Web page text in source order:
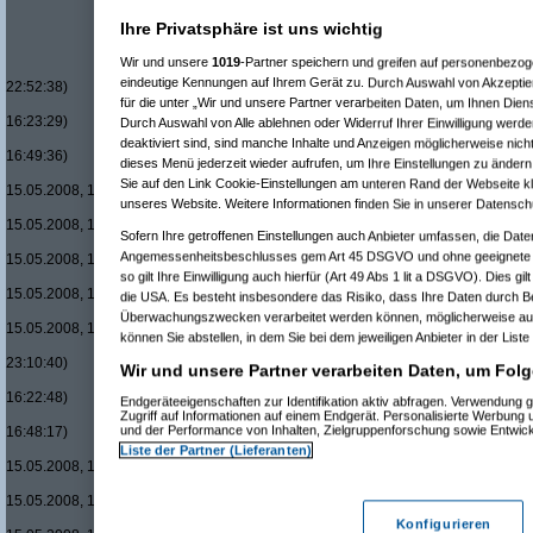
Re(13): Men in Black um £12.33
Re(15): Men in Black um £12.33
22:52:38)
Re(16): Men in Black um
16:23:29)
Re(17): Men in Black um
16:49:36)
Re(18): Men in Black
15.05.2008, 17:37:54)
Re(19): Men in Black
15.05.2008, 17:44:08)
Re(20): Men in
15.05.2008, 17:46:45)
Re(21): Men in
15.05.2008, 17:50:09)
Re(22): Men
15.05.2008, 18:08:08)
Re(15): Men in Black um £12.33
23:10:40)
Re(16): Men in Black um
16:22:48)
Re(17): Men in Black um
16:48:17)
15.05.2008, 17:37:21)
15.05.2008, 17:43:00)
Re(20): Men in
Ihre Privatsphäre ist uns wichtig
Wir und unsere 1019-Partner speichern und greifen auf
eindeutige Kennungen auf Ihrem Gerät zu. Durch Auswahl von
für die unter „Wir und unsere Partner verarbeiten Daten, um Ihnen
Durch Auswahl von Alle ablehnen oder Widerruf Ihrer Einwilligung
deaktiviert sind, sind manche Inhalte und Anzeigen möglicherweise
dieses Menü jederzeit wieder aufrufen, um Ihre Einstellungen zu
Sie auf den Link Cookie-Einstellungen am unteren Rand der Webseite
unseres Website. Weitere Informationen finden Sie in unserer
Sofern Ihre getroffenen Einstellungen auch Anbieter umfassen, die
Angemessenheitsbeschlusses gem Art 45 DSGVO und ohne
so gilt Ihre Einwilligung auch hierfür (Art 49 Abs 1 lit a DSGVO). Dies
die USA. Es besteht insbesondere das Risiko, dass Ihre Daten durch
Überwachungszwecken verarbeitet werden können, möglicherweise
können Sie abstellen, in dem Sie bei dem jeweiligen Anbieter in der
Wir und unsere Partner verarbeiten Daten, um
Endgeräteeigenschaften zur Identifikation aktiv abfragen. Verwendung
Zugriff auf Informationen auf einem Endgerät. Personalisierte Werbung
und der Performance von Inhalten, Zielgruppenforschung sowie
Liste der Partner (Lieferanten)
Konfigurieren